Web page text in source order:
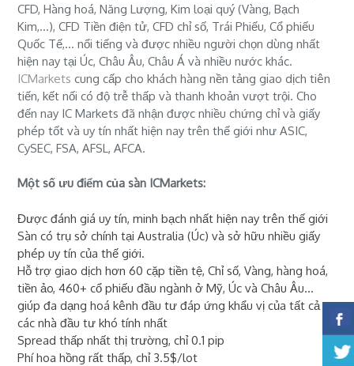
CFD, Hàng hoá, Năng Lượng, Kim loại quý (Vàng, Bạch
Kim,...), CFD Tiền điện tử, CFD chỉ số, Trái Phiếu, Cổ phiếu
Quốc Tế,... nổi tiếng và được nhiều người chọn dùng nhất
hiện nay tại Úc, Châu Âu, Châu Á và nhiều nước khác.
ICMarkets cung cấp cho khách hàng nền tảng giao dịch tiên
tiến, kết nối có độ trễ thấp và thanh khoản vượt trội. Cho
đến nay IC Markets đã nhận được nhiều chứng chỉ và giấy
phép tốt và uy tín nhất hiện nay trên thế giới như ASIC,
CySEC, FSA, AFSL, AFCA.
Một số ưu điểm của sàn ICMarkets:
Được đánh giá uy tín, minh bạch nhất hiện nay trên thế giới
Sàn có trụ sở chính tại Australia (Úc) và sở hữu nhiều giấy
phép uy tín của thế giới.
Hỗ trợ giao dịch hơn 60 cặp tiền tệ, Chỉ số, Vàng, hàng hoá,
tiền ảo, 460+ cổ phiếu đầu ngành ở Mỹ, Úc và Châu Âu...
giúp đa dạng hoá kênh đầu tư đáp ứng khẩu vị của tất cả
các nhà đầu tư khó tính nhất
Spread thấp nhất thị trường, chỉ 0.1 pip
Phí hoa hồng rất thấp, chỉ 3.5$/lot